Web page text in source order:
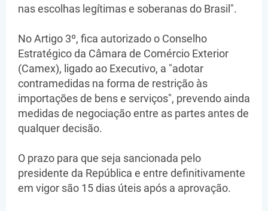
nas escolhas legítimas e soberanas do Brasil".
No Artigo 3º, fica autorizado o Conselho
Estratégico da Câmara de Comércio Exterior
(Camex), ligado ao Executivo, a "adotar
contramedidas na forma de restrição às
importações de bens e serviços", prevendo ainda
medidas de negociação entre as partes antes de
qualquer decisão.
O prazo para que seja sancionada pelo
presidente da República e entre definitivamente
em vigor são 15 dias úteis após a aprovação.